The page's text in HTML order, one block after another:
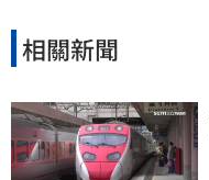
相關新聞